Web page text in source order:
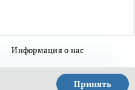
Информация о нас
Принять